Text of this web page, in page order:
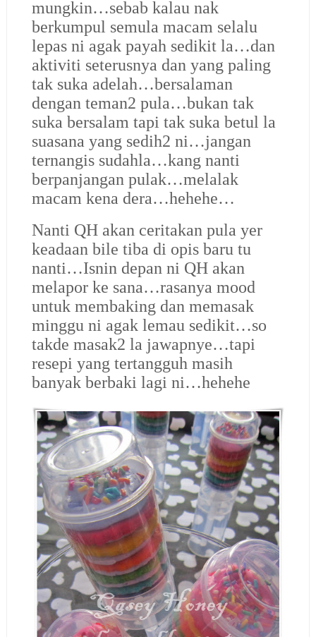
mungkin…sebab kalau nak
berkumpul semula macam selalu
lepas ni agak payah sedikit la…dan
aktiviti seterusnya dan yang paling
tak suka adelah…bersalaman
dengan teman2 pula…bukan tak
suka bersalam tapi tak suka betul la
suasana yang sedih2 ni…jangan
ternangis sudahla…kang nanti
berpanjangan pulak…melalak
macam kena dera…hehehe…
Nanti QH akan ceritakan pula yer
keadaan bile tiba di opis baru tu
nanti…Isnin depan ni QH akan
melapor ke sana…rasanya mood
untuk membaking dan memasak
minggu ni agak lemau sedikit…so
takde masak2 la jawapnye…tapi
resepi yang tertangguh masih
banyak berbaki lagi ni…hehehe